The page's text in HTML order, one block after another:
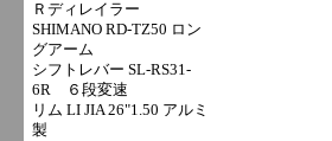
Ｒディレイラー
SHIMANO RD-TZ50 ロン
グアーム
シフトレバー SL-RS31-
6R ６段変速
リム LI JIA 26"1.50 アルミ
製